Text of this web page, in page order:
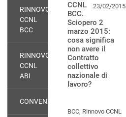
RINNOVO
CCNL
BCC
RINNOVO
CCNL
ABI
CONVENZIONI
23/02/2015
CCNL
BCC.
Sciopero 2
marzo 2015:
cosa significa
non avere il
Contratto
collettivo
nazionale di
lavoro?
BCC, Rinnovo CCNL